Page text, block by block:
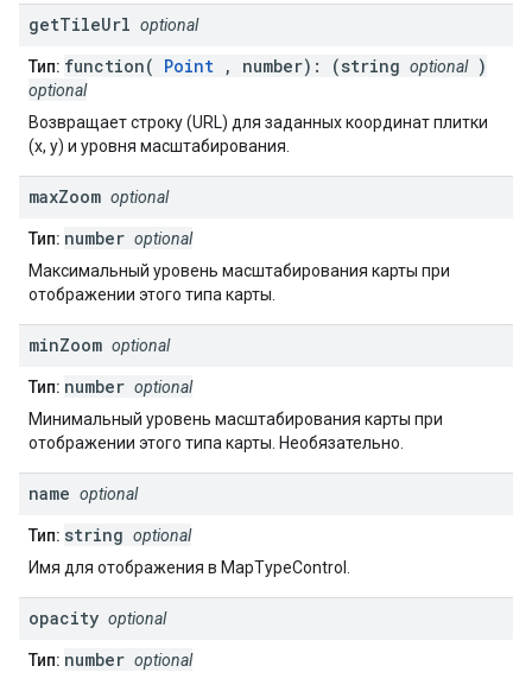
getTileUrl optional
Тип: function( Point , number): (string optional)
optional
Возвращает строку (URL) для заданных координат плитки
(x, y) и уровня масштабирования.
maxZoom optional
Тип: number optional
Максимальный уровень масштабирования карты при
отображении этого типа карты.
minZoom optional
Тип: number optional
Минимальный уровень масштабирования карты при
отображении этого типа карты. Необязательно.
name optional
Тип: string optional
Имя для отображения в MapTypeControl.
opacity optional
Тип: number optional